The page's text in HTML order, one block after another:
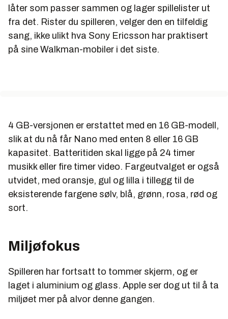
låter som passer sammen og lager spillelister ut
fra det. Rister du spilleren, velger den en tilfeldig
sang, ikke ulikt hva Sony Ericsson har praktisert
på sine Walkman-mobiler i det siste.
4 GB-versjonen er erstattet med en 16 GB-modell,
slik at du nå får Nano med enten 8 eller 16 GB
kapasitet. Batteritiden skal ligge på 24 timer
musikk eller fire timer video. Fargeutvalget er også
utvidet, med oransje, gul og lilla i tillegg til de
eksisterende fargene sølv, blå, grønn, rosa, rød og
sort.
Miljøfokus
Spilleren har fortsatt to tommer skjerm, og er
laget i aluminium og glass. Apple ser dog ut til å ta
miljøet mer på alvor denne gangen.